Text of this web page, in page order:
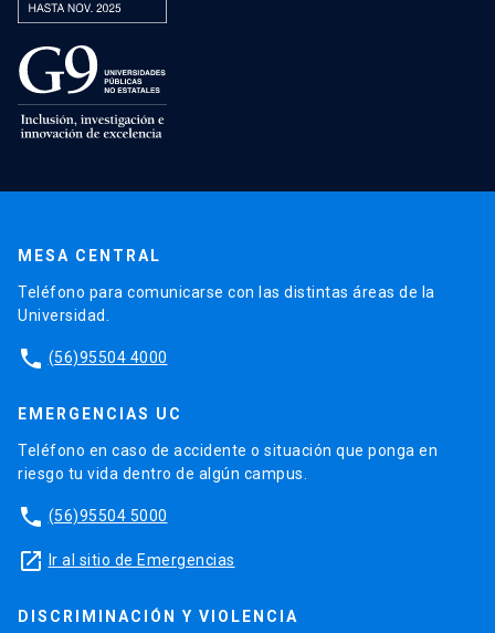
MESA CENTRAL
Teléfono para comunicarse con las distintas áreas de la
Universidad.
phone (56)95504 4000
EMERGENCIAS UC
Teléfono en caso de accidente o situación que ponga en
riesgo tu vida dentro de algún campus.
phone (56)95504 5000
launch Ir al sitio de Emergencias
DISCRIMINACIÓN Y VIOLENCIA